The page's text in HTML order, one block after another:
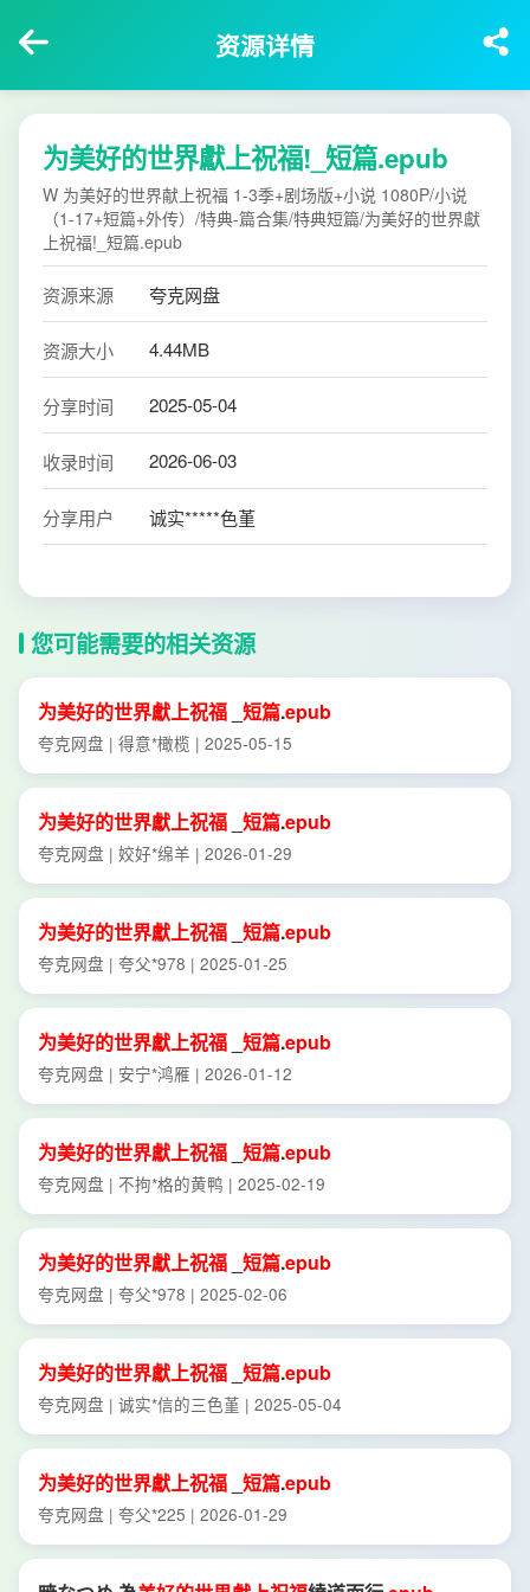
资源详情
为美好的世界獻上祝福!_短篇.epub
W 为美好的世界献上祝福 1-3季+剧场版+小说 1080P/小说
（1-17+短篇+外传）/特典-篇合集/特典短篇/为美好的世界獻
上祝福!_短篇.epub
资源来源 夸克网盘
资源大小 4.44MB
分享时间 2025-05-04
收录时间 2026-06-03
分享用户 诚实*****色堇
您可能需要的相关资源
为美好的世界獻上祝福 短篇.epub
夸克网盘 | 得意*橄榄 | 2025-05-15
为美好的世界獻上祝福 短篇.epub
夸克网盘 | 姣好*绵羊 | 2026-01-29
为美好的世界獻上祝福 短篇.epub
夸克网盘 | 夸父*978 | 2025-01-25
为美好的世界獻上祝福 短篇.epub
夸克网盘 | 安宁*鸿雁 | 2026-01-12
为美好的世界獻上祝福 短篇.epub
夸克网盘 | 不拘*格的黄鸭 | 2025-02-19
为美好的世界獻上祝福 短篇.epub
夸克网盘 | 夸父*978 | 2025-02-06
为美好的世界獻上祝福 短篇.epub
夸克网盘 | 诚实*信的三色堇 | 2025-05-04
为美好的世界獻上祝福 短篇.epub
夸克网盘 | 夸父*225 | 2026-01-29